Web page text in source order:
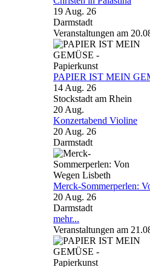
19 Aug. 26
Darmstadt
Veranstaltungen am
PAPIER IST MEIN
14 Aug. 26
Stockstadt am Rhein
20 Aug.
Konzertabend Violine
20 Aug. 26
Darmstadt
Merck-Sommerperlen:
20 Aug. 26
Darmstadt
mehr...
Veranstaltungen am